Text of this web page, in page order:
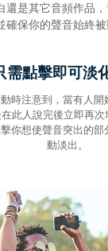
還是其它音頻作品
確保你的聲音始終被
需點擊即可淡
時注意到，當有人
此人說完後立即再
你想使聲音突出的部
動淡出。